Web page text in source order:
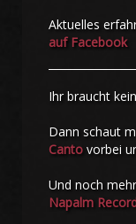
Aktuelles
auf Facebook
Ihr braucht
Dann schaut
Canto vorbei
Und noch
Napalm